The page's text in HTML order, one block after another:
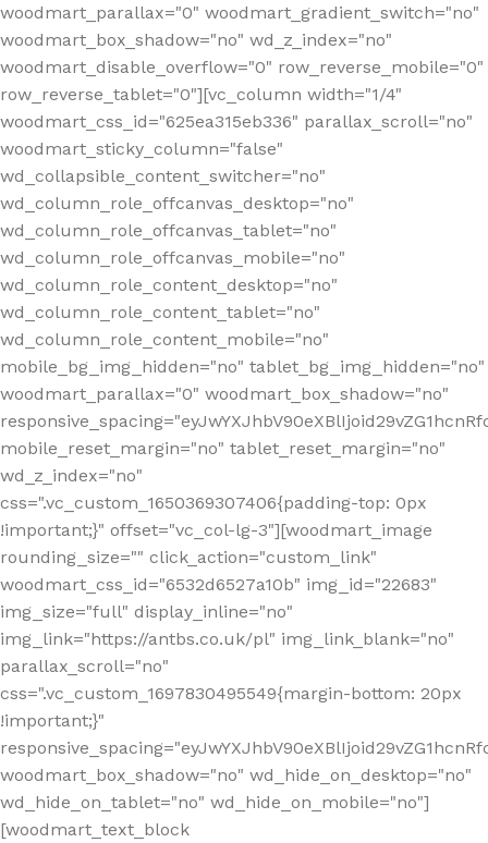
woodmart_parallax="0" woodmart_gradient_switch="no"
woodmart_box_shadow="no" wd_z_index="no"
woodmart_disable_overflow="0" row_reverse_mobile="0"
row_reverse_tablet="0"][vc_column width="1/4"
woodmart_css_id="625ea315eb336" parallax_scroll="no"
woodmart_sticky_column="false"
wd_collapsible_content_switcher="no"
wd_column_role_offcanvas_desktop="no"
wd_column_role_offcanvas_tablet="no"
wd_column_role_offcanvas_mobile="no"
wd_column_role_content_desktop="no"
wd_column_role_content_tablet="no"
wd_column_role_content_mobile="no"
mobile_bg_img_hidden="no" tablet_bg_img_hidden="no"
woodmart_parallax="0" woodmart_box_shadow="no"
mobile_reset_margin="no" tablet_reset_margin="no"
wd_z_index="no"
css=".vc_custom_1650369307406{padding-top: 0px
!important;}" offset="vc_col-lg-3"][woodmart_image
rounding_size="" click_action="custom_link"
woodmart_css_id="6532d6527a10b" img_id="22683"
img_size="full" display_inline="no"
img_link="https://antbs.co.uk/pl" img_link_blank="no"
parallax_scroll="no"
css=".vc_custom_1697830495549{margin-bottom: 20px
!important;}"
woodmart_box_shadow="no" wd_hide_on_desktop="no"
wd_hide_on_tablet="no" wd_hide_on_mobile="no"]
[woodmart_text_block